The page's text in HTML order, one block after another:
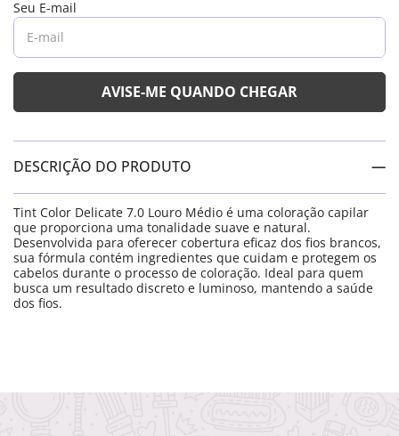
DESCRIÇÃO DO PRODUTO
Tint Color Delicate 7.0 Louro Médio é uma coloração capilar
que proporciona uma tonalidade suave e natural.
Desenvolvida para oferecer cobertura eficaz dos fios brancos,
sua fórmula contém ingredientes que cuidam e protegem os
cabelos durante o processo de coloração. Ideal para quem
busca um resultado discreto e luminoso, mantendo a saúde
dos fios.